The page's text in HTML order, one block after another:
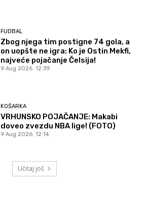
FUDBAL
Zbog njega tim postigne 74 gola, a
on uopšte ne igra: Ko je Ostin Mekfi,
najveće pojačanje Čelsija!
9 Aug 2026. 12:39
KOŠARKA
VRHUNSKO POJAČANJE: Makabi
doveo zvezdu NBA lige! (FOTO)
9 Aug 2026. 12:14
Učitaj još